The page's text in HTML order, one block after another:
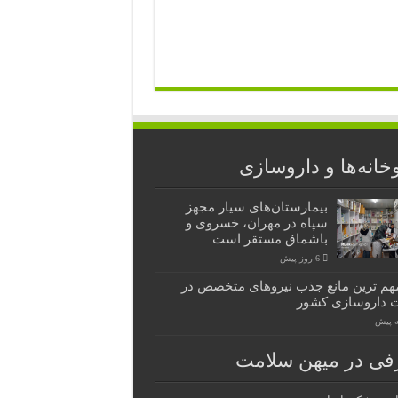
و داروسازی
بیمارستان‌های سیار مجهز
سپاه در مهران، خسروی و
باشماق مستقر است
6 روز پیش
ترین مانع جذب نیروهای متخصص در
داروسازی کشور
در میهن سلامت